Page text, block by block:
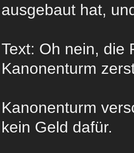
ausgebaut hat,
Text: Oh nein, die
Kanonenturm
Kanonenturm
kein Geld dafür.